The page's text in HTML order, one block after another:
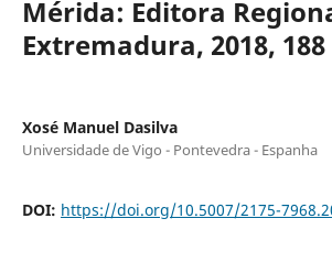
Mérida: Editora
Extremadura, 2018, 188
Xosé Manuel Dasilva
Universidade de Vigo - Pontevedra - Espanha
DOI: https://doi.org/10.5007/2175-